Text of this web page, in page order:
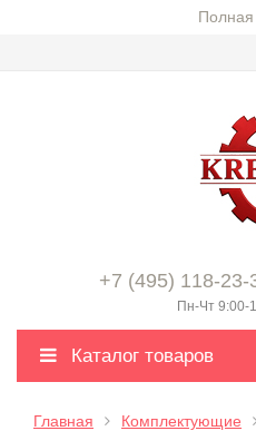
Полная
+7 (495) 118-23-
Пн-Чт 9:00-
Каталог товаров
Главная Комплектующие